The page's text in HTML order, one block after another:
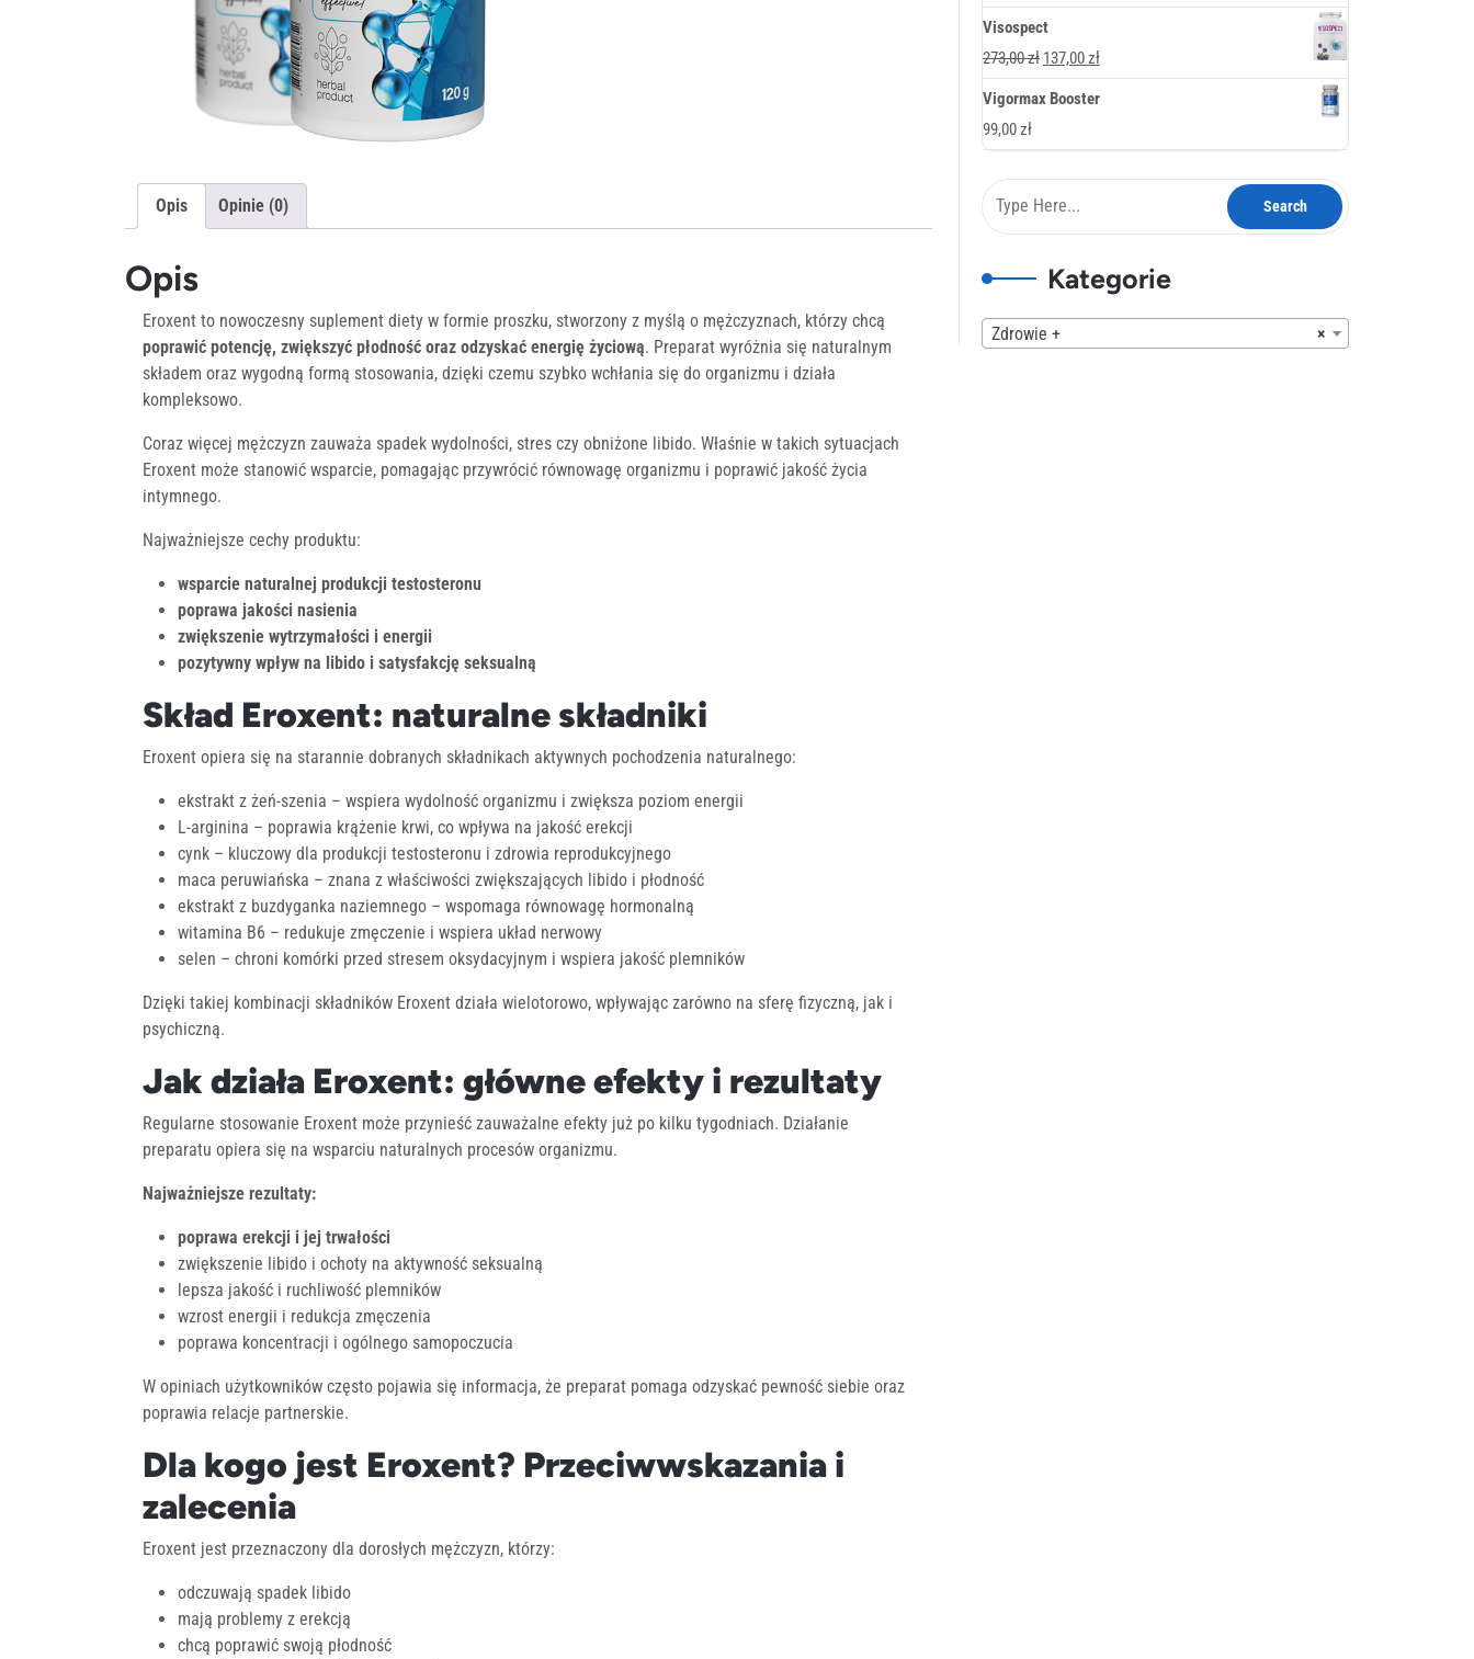
Opis Opinie (0)
Opis
Eroxent to nowoczesny suplement diety w formie proszku, stworzony z myślą o mężczyznach, którzy chcą
poprawić potencję, zwiększyć płodność oraz odzyskać energię życiową. Preparat wyróżnia się naturalnym
składem oraz wygodną formą stosowania, dzięki czemu szybko wchłania się do organizmu i działa
kompleksowo.
Coraz więcej mężczyzn zauważa spadek wydolności, stres czy obniżone libido. Właśnie w takich sytuacjach
Eroxent może stanowić wsparcie, pomagając przywrócić równowagę organizmu i poprawić jakość życia
intymnego.
Najważniejsze cechy produktu:
wsparcie naturalnej produkcji testosteronu
poprawa jakości nasienia
zwiększenie wytrzymałości i energii
pozytywny wpływ na libido i satysfakcję seksualną
Skład Eroxent: naturalne składniki
Eroxent opiera się na starannie dobranych składnikach aktywnych pochodzenia naturalnego:
ekstrakt z żeń-szenia – wspiera wydolność organizmu i zwiększa poziom energii
L-arginina – poprawia krążenie krwi, co wpływa na jakość erekcji
cynk – kluczowy dla produkcji testosteronu i zdrowia reprodukcyjnego
maca peruwiańska – znana z właściwości zwiększających libido i płodność
ekstrakt z buzdyganka naziemnego – wspomaga równowagę hormonalną
witamina B6 – redukuje zmęczenie i wspiera układ nerwowy
selen – chroni komórki przed stresem oksydacyjnym i wspiera jakość plemników
Dzięki takiej kombinacji składników Eroxent działa wielotorowo, wpływając zarówno na sferę fizyczną, jak i
psychiczną.
Jak działa Eroxent: główne efekty i rezultaty
Regularne stosowanie Eroxent może przynieść zauważalne efekty już po kilku tygodniach. Działanie
preparatu opiera się na wsparciu naturalnych procesów organizmu.
Najważniejsze rezultaty:
poprawa erekcji i jej trwałości
zwiększenie libido i ochoty na aktywność seksualną
lepsza jakość i ruchliwość plemników
wzrost energii i redukcja zmęczenia
poprawa koncentracji i ogólnego samopoczucia
W opiniach użytkowników często pojawia się informacja, że preparat pomaga odzyskać pewność siebie oraz
poprawia relacje partnerskie.
Dla kogo jest Eroxent? Przeciwwskazania i
zalecenia
Eroxent jest przeznaczony dla dorosłych mężczyzn, którzy:
odczuwają spadek libido
mają problemy z erekcją
chcą poprawić swoją płodność
378,00 zł.189,00 zł.
wynosiła:
247,00 zł.137,00 zł.
Visospect
273,00zł Pierwotna
cena
273,00 zł.
137,00złAktualna
137,00 zł.
Vigormax Booster
99,00zł
Kategorie
×
Zdrowie +